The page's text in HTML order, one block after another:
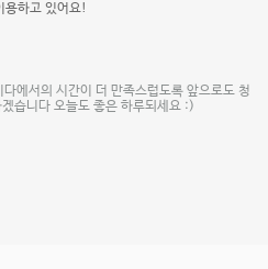
용하고 있어요!
에서의 시간이 더 만족스럽도록 앞으로도 청
습니다 오늘도 좋은 하루되세요 :)